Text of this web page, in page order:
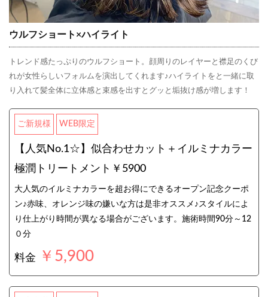
ウルフショート×ハイライト
トレンド感たっぷりのウルフショート。顔周りのレイヤーと襟足のくび
れが女性らしいフォルムを演出してくれます♪ハイライトをと一緒に取
り入れて髪全体に立体感と束感を出すとグッと垢抜け感が増します！
ご新規様 WEB限定
【人気No.1☆】似合わせカット＋イルミナカラー
極潤トリートメント￥5900
大人気のイルミナカラーを超お得にできるオープン記念クーポ
ン♪赤味、オレンジ味の嫌いな方は是非オススメ♪スタイルによ
り仕上がり時間が異なる場合がございます。施術時間90分～12
０分
料金 ￥5,900